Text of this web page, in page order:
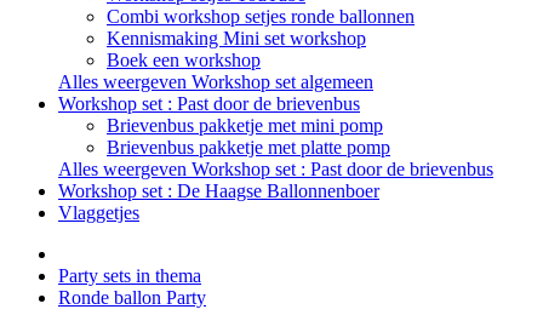
Combi workshop setjes ronde ballonnen
Kennismaking Mini set workshop
Boek een workshop
Alles weergeven Workshop set algemeen
Workshop set : Past door de brievenbus
Brievenbus pakketje met mini pomp
Brievenbus pakketje met platte pomp
Alles weergeven Workshop set : Past door de brievenbus
Workshop set : De Haagse Ballonnenboer
Vlaggetjes
Party sets in thema
Ronde ballon Party